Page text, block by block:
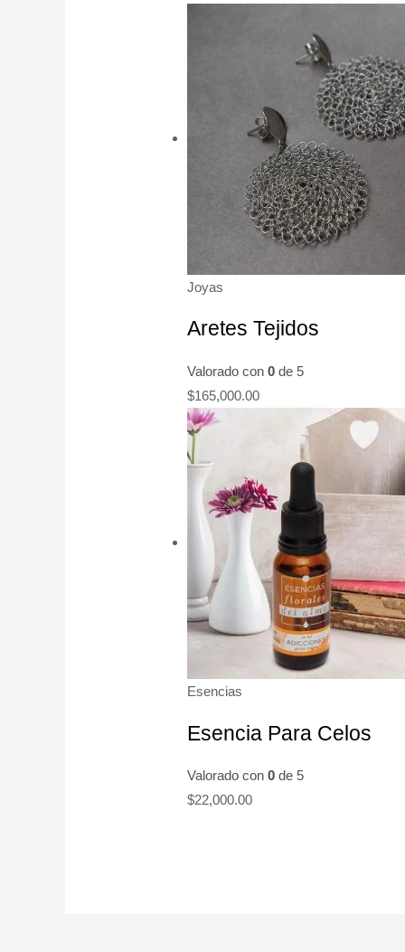
Joyas
Aretes Tejidos
Valorado con 0 de 5
$165,000.00
Esencias
Esencia Para Celos
Valorado con 0 de 5
$22,000.00